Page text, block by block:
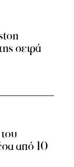
σειρά
από 10